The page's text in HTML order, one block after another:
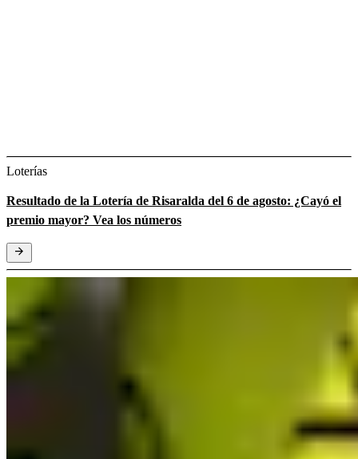
Loterías
Resultado de la Lotería de Risaralda del 6 de agosto: ¿Cayó el
premio mayor? Vea los números